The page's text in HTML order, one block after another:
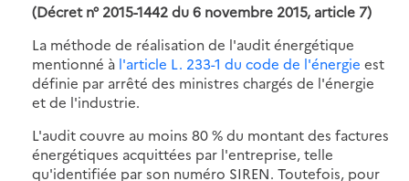
(Décret n° 2015-1442 du 6 novembre 2015, article 7)
La méthode de réalisation de l'audit énergétique
mentionné à l'article L. 233-1 du code de l'énergie est
définie par arrêté des ministres chargés de l'énergie
et de l'industrie.
L'audit couvre au moins 80 % du montant des factures
énergétiques acquittées par l'entreprise, telle
qu'identifiée par son numéro SIREN. Toutefois, pour